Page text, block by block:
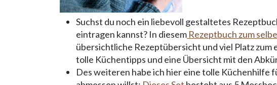
Suchst du noch ein liebevoll gestaltetes
eintragen kannst? In diesem Rezeptbuch zum
übersichtliche Rezeptübersicht und viel Platz
tolle Küchentipps und eine Übersicht mit den
Des weiteren habe ich hier eine tolle Küchenhilfe